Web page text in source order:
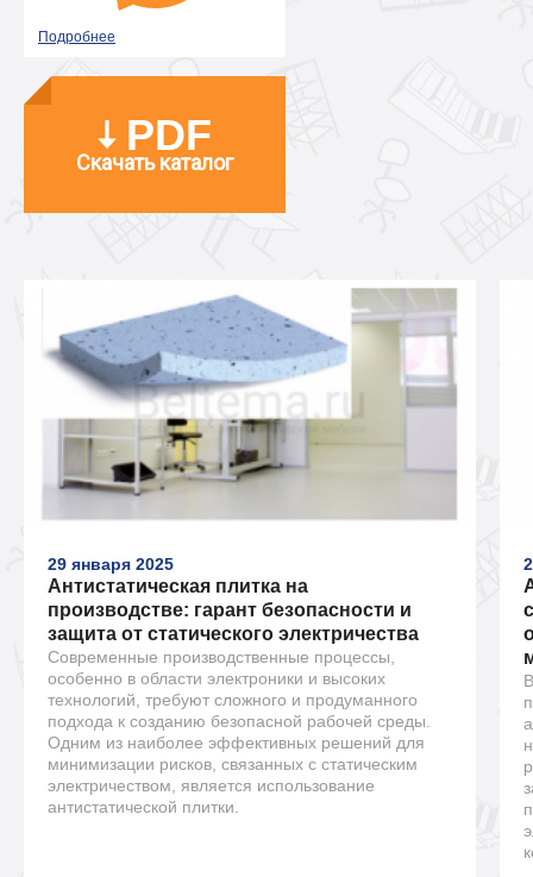
Подробнее
PDF
Скачать каталог
29 января 2025
Антистатическая плитка на
производстве: гарант безопасности и
защита от статического электричества
Современные производственные процессы,
особенно в области электроники и высоких
технологий, требуют сложного и продуманного
подхода к созданию безопасной рабочей среды.
Одним из наиболее эффективных решений для
минимизации рисков, связанных с статическим
электричеством, является использование
антистатической плитки.